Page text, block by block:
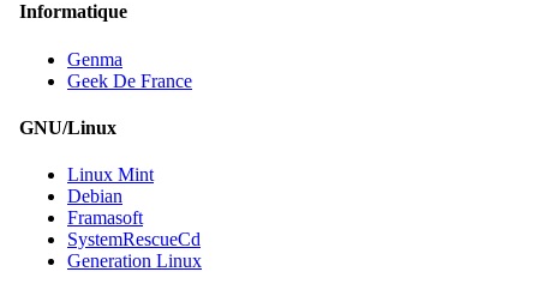
Informatique
Genma
Geek De France
GNU/Linux
Linux Mint
Debian
Framasoft
SystemRescueCd
Generation Linux